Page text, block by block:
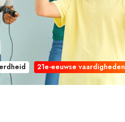
21e-eeuwse vaardigheden